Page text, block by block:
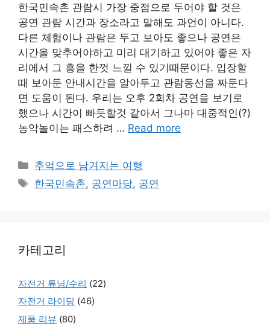
한국민속촌 관람시 가장 중점으로 두어야 할 것은
공연 관람 시간과 장소라고 말해도 과언이 아니다.
다른 체험이나 관람은 두고 보아도 좋으나 공연은
시간을 맞추어야하고 미리 대기하고 있어야 좋은 자
리에서 그 흥을 한껏 느낄 수 있기때문이다. 입장할
때 보아둔 안내시간을 알아두고 관람동선을 짜둔다
면 도움이 된다. 우리는 오후 2회차 공연을 보기로
했으나 시간이 빠듯할것 같아서 그나마 대중적인(?)
농악놀이는 패스하려 … Read more
Categories
추억으로 남겨지는 여행
Tags
한국민속촌, 공연마당, 공연
카테고리
자전거 튜닝/수리 (22)
자전거 라이딩 (46)
제품 리뷰 (80)